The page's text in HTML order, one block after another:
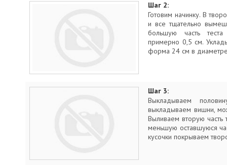
Шаг 2:
Готовим начинку. В
и все тщательно
большую часть
примерно 0,5 см.
форма 24 см в
Шаг 3:
Выкладываем
выкладываем вишни,
Выливаем вторую часть
меньшую оставшуюся
кусочки покрываем